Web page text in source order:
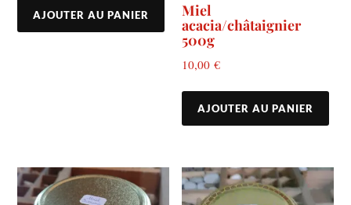
AJOUTER AU PANIER
Miel
acacia/châtaignier
500g
10,00€
AJOUTER AU PANIER